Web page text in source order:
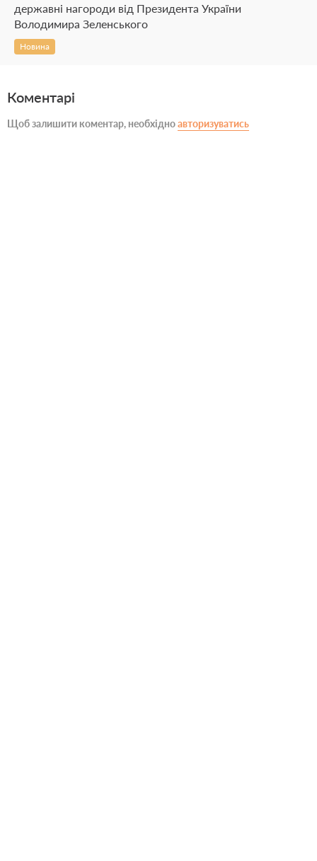
державні нагороди від Президента України
Володимира Зеленського
Новина
Коментарі
Щоб залишити коментар, необхідноавторизуватись